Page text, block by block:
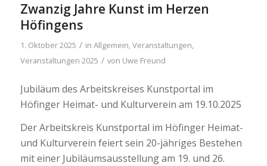
Zwanzig Jahre Kunst im Herzen
Höfingens
1. Oktober 2025 / in Allgemein,Veranstaltungen,
Veranstaltungen 2025 / von Uwe Freund
Jubiläum des Arbeitskreises Kunstportal im
Höfinger Heimat- und Kulturverein am 19.10.2025
Der Arbeitskreis Kunstportal im Höfinger Heimat-
und Kulturverein feiert sein 20-jähriges Bestehen
mit einer Jubiläumsausstellung am 19. und 26.